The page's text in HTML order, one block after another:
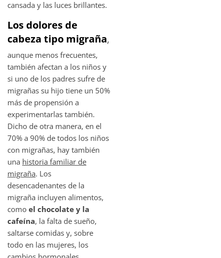
cansada y las luces brillantes.
Los dolores de
cabeza tipo migraña,
aunque menos frecuentes,
también afectan a los niños y
si uno de los padres sufre de
migrañas su hijo tiene un 50%
más de propensión a
experimentarlas también.
Dicho de otra manera, en el
70% a 90% de todos los niños
con migrañas, hay también
una historia familiar de
migraña. Los
desencadenantes de la
migraña incluyen alimentos,
como el chocolate y la
cafeína, la falta de sueño,
saltarse comidas y, sobre
todo en las mujeres, los